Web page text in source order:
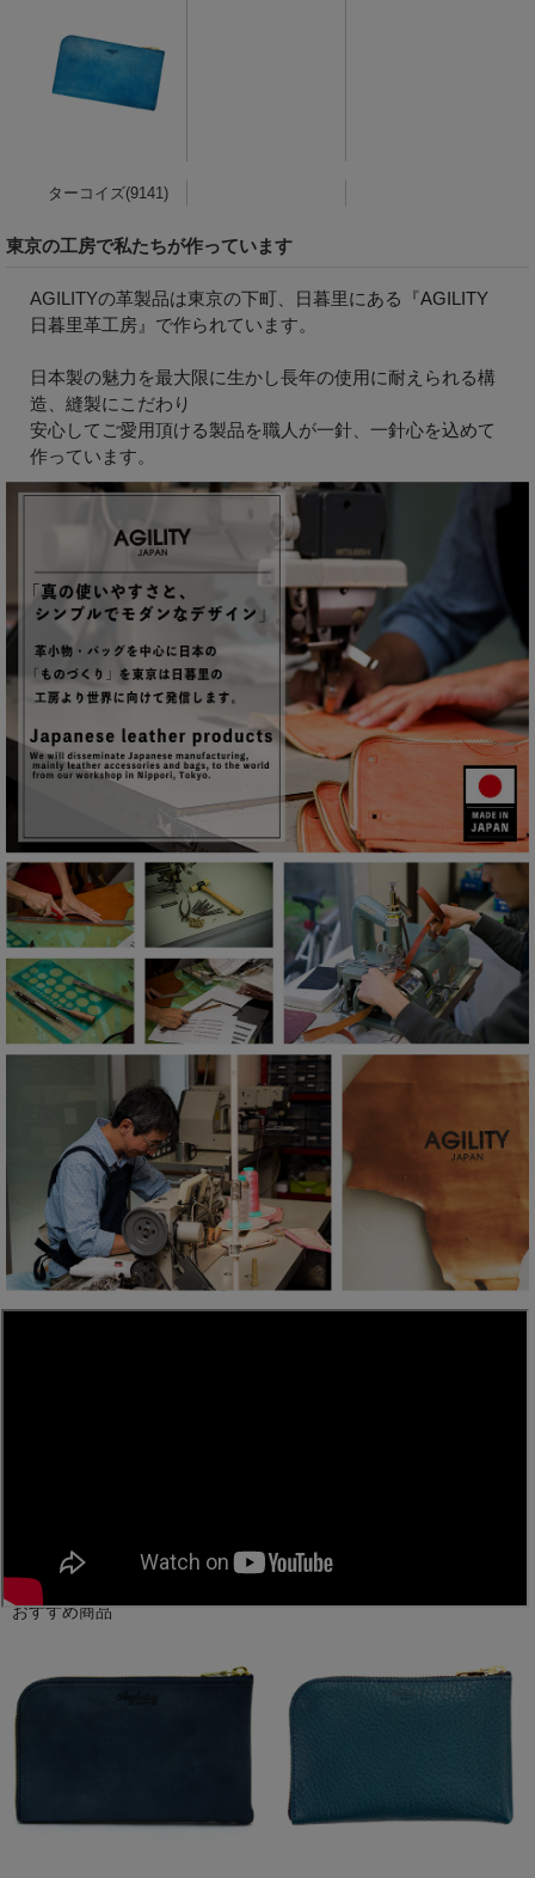
ターコイズ(9141)
東京の工房で私たちが作っています
AGILITYの革製品は東京の下町、日暮里にある『AGILITY
日暮里革工房 』で作られています。
日本製の魅力を最大限に生かし長年の使用に耐えられる構
造、縫製にこだわり
安心してご愛用頂ける製品を職人が一針、一針心を込めて
作っています。
おすすめ商品